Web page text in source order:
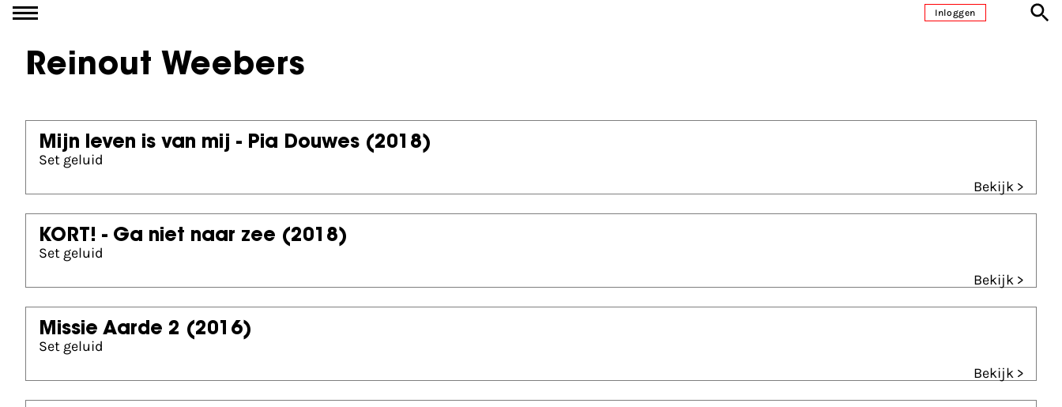
Ga naar inhoud Inloggen
Reinout Weebers
Mijn leven is van mij - Pia Douwes (2018)
Set geluid
Bekijk >
KORT! - Ga niet naar zee (2018)
Set geluid
Bekijk >
Missie Aarde 2 (2016)
Set geluid
Bekijk >